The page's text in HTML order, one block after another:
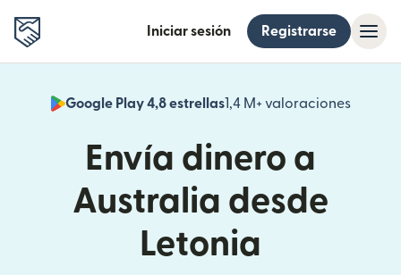
Iniciar sesión Registrarse
Google Play 4,8 estrellas1,4 M+ valoraciones
(se
Envía dinero a
Australia desde
Letonia